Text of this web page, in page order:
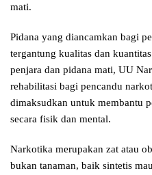
mati.
Pidana yang diancamkan bagi
tergantung kualitas dan
penjara dan pidana mati, UU
rehabilitasi bagi pencandu
dimaksudkan untuk membantu
secara fisik dan mental.
Narkotika merupakan zat atau
bukan tanaman, baik sintetis